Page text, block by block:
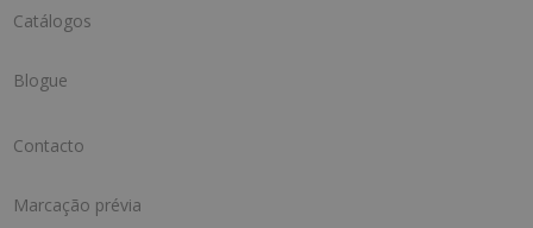
Catálogos
Blogue
Contacto
Marcação prévia